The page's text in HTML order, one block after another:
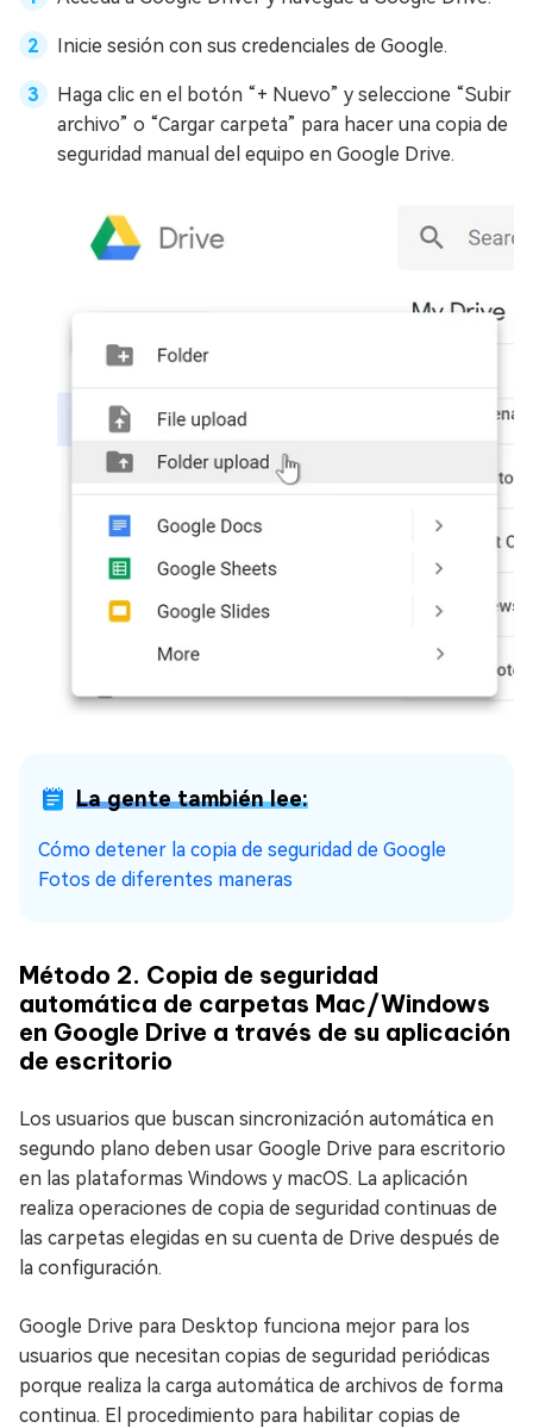
Inicie sesión con sus credenciales de Google.
Haga clic en el botón “+ Nuevo” y seleccione “Subir
archivo” o “Cargar carpeta” para hacer una copia de
seguridad manual del equipo en Google Drive.
La gente también lee:
Cómo detener la copia de seguridad de Google
Fotos de diferentes maneras
Método 2. Copia de seguridad
automática de carpetas Mac/Windows
en Google Drive a través de su aplicación
de escritorio
Los usuarios que buscan sincronización automática en
segundo plano deben usar Google Drive para escritorio
en las plataformas Windows y macOS. La aplicación
realiza operaciones de copia de seguridad continuas de
las carpetas elegidas en su cuenta de Drive después de
la configuración.
Google Drive para Desktop funciona mejor para los
usuarios que necesitan copias de seguridad periódicas
porque realiza la carga automática de archivos de forma
continua. El procedimiento para habilitar copias de